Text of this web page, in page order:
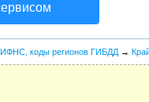
коды регионов ГИБДД →